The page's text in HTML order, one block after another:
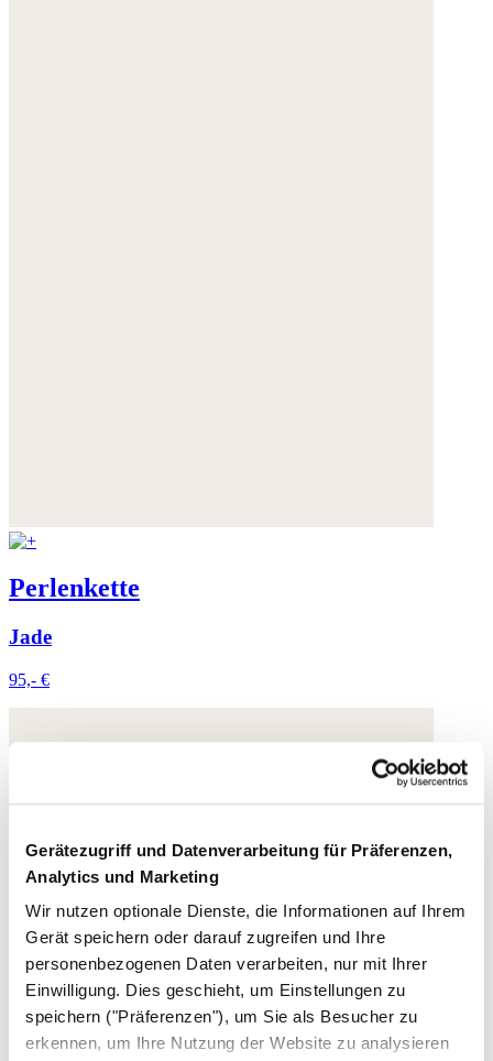
Gerätezugriff und Datenverarbeitung für Präferenzen,
Analytics und Marketing
Wir nutzen optionale Dienste, die Informationen auf Ihrem
Gerät speichern oder darauf zugreifen und Ihre
personenbezogenen Daten verarbeiten, nur mit Ihrer
Einwilligung. Dies geschieht, um Einstellungen zu
speichern ("Präferenzen"), um Sie als Besucher zu
erkennen, um Ihre Nutzung der Website zu analysieren
Perlenkette
Jade
95,- €